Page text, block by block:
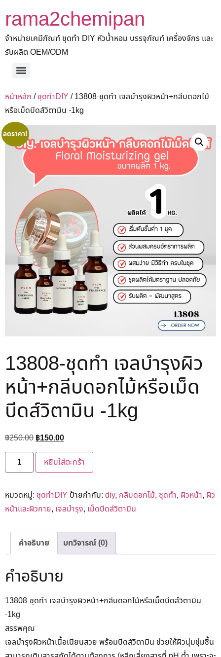
rama2chemipan
จำหน่ายเคมีภัณฑ์ ชุดทำ DIY หัวน้ำหอม บรรจุภัณฑ์ เครื่องจักร และ
รับผลิต OEM/ODM
หน้าหลัก /ชุดทำDIY / 13808-ชุดทำ เจลบำรุงผิวหน้า+กลีบดอกไม้
หรือเม็ดบีดส์วิตามิน -1kg
ลดราคา!
13808-ชุดทำ เจลบำรุงผิว
หน้า+กลีบดอกไม้หรือเม็ด
บีดส์วิตามิน -1kg
฿250.00฿150.00
หยิบใส่ตะกร้า
หมวดหมู่: ชุดทำDIY ป้ายกำกับ: diy, กลีบดอกไม้, ชุดทำ, ผิวหน้า, ผิว
หน้าและผิวกาย, เจลบำรุง, เม็ดบีดส์วิตามิน
คำอธิบาย บทวิจารณ์ (0)
คำอธิบาย
13808-ชุดทำ เจลบำรุงผิวหน้า+กลีบดอกไม้หรือเม็ดบีดส์วิตามิน
-1kg
สรรพคุณ
เจลบำรุงผิวหน้าเนื้อเนียนสวย พร้อมบีดส์วิตามิน ช่วยให้ผิวนุ่มชุ่มชื้น